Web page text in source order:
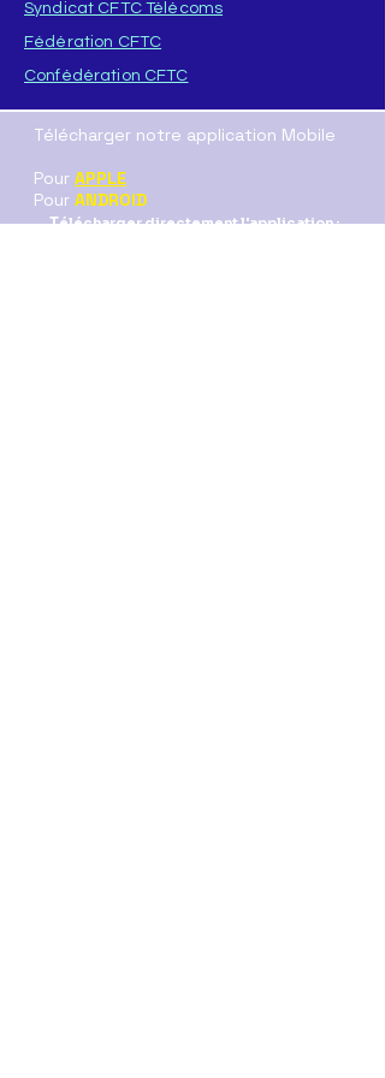
Syndicat CFTC Télécoms
Fédération CFTC
Confédération CFTC
Télécharger notre application Mobile
Pour APPLE
Pour ANDROID
Télécharger directement l'application :